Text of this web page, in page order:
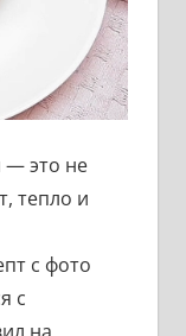
— это не
тепло и
с фото
с
на